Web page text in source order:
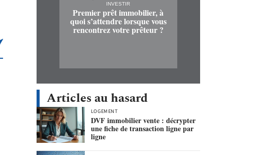
INVESTIR
Premier prêt immobilier, à
quoi s’attendre lorsque vous
rencontrez votre prêteur ?
Articles au hasard
LOGEMENT
DVF immobilier vente : décrypter
une fiche de transaction ligne par
ligne